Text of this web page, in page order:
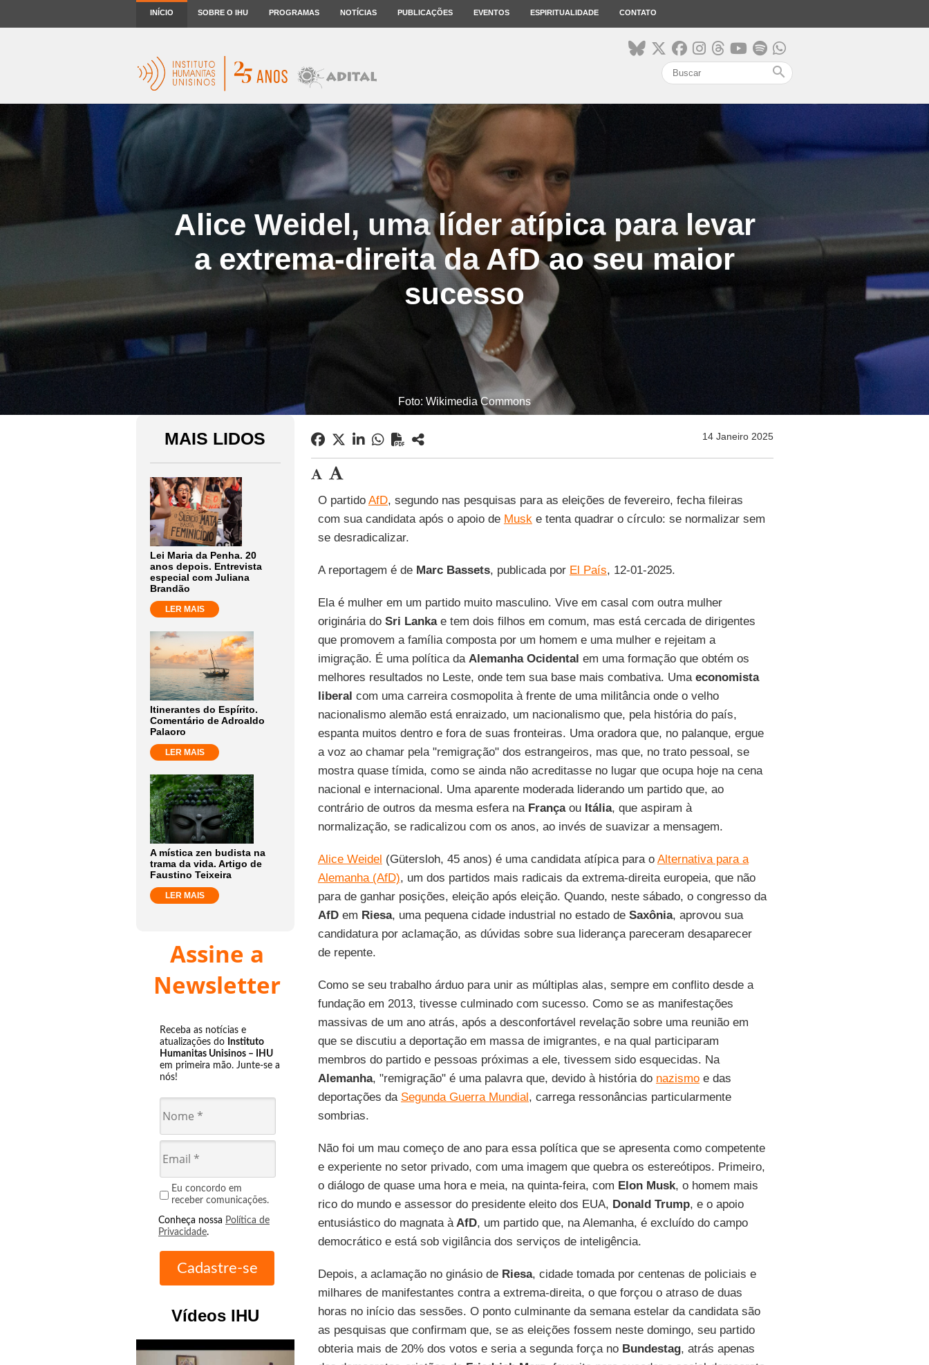
INÍCIO SOBRE O IHU PROGRAMAS NOTÍCIAS PUBLICAÇÕES EVENTOS ESPIRITUALIDADE CONTATO
search
Alice Weidel, uma líder atípica para levar
a extrema-direita da AfD ao seu maior
sucesso
Foto: Wikimedia Commons
MAIS LIDOS
Lei Maria da Penha. 20
anos depois. Entrevista
especial com Juliana
Brandão
LER MAIS
Itinerantes do Espírito.
Comentário de Adroaldo
Palaoro
LER MAIS
A mística zen budista na
trama da vida. Artigo de
Faustino Teixeira
LER MAIS
Assine a
Newsletter
Receba as notícias e
atualizações do Instituto
Humanitas Unisinos – IHU
em primeira mão. Junte-se a
nós!
Eu concordo em
receber comunicações.
Conheça nossa Política de
Privacidade.
Vídeos IHU
14 Janeiro 2025
O partido AfD, segundo nas pesquisas para as eleições de fevereiro, fecha fileiras
com sua candidata após o apoio de Muske tenta quadrar o círculo: se normalizar sem
se desradicalizar.
A reportagem é de Marc Bassets, publicada por El País, 12-01-2025.
Ela é mulher em um partido muito masculino. Vive em casal com outra mulher
originária do Sri Lankae tem dois filhos em comum, mas está cercada de dirigentes
que promovem a família composta por um homem e uma mulher e rejeitam a
imigração. É uma política da Alemanha Ocidental em uma formação que obtém os
melhores resultados no Leste, onde tem sua base mais combativa. Uma economista
liberal com uma carreira cosmopolita à frente de uma militância onde o velho
nacionalismo alemão está enraizado, um nacionalismo que, pela história do país,
espanta muitos dentro e fora de suas fronteiras. Uma oradora que, no palanque, ergue
a voz ao chamar pela "remigração" dos estrangeiros, mas que, no trato pessoal, se
mostra quase tímida, como se ainda não acreditasse no lugar que ocupa hoje na cena
nacional e internacional. Uma aparente moderada liderando um partido que, ao
contrário de outros da mesma esfera na Françaou Itália, que aspiram à
normalização, se radicalizou com os anos, ao invés de suavizar a mensagem.
Alice Weidel (Gütersloh, 45 anos) é uma candidata atípica para o Alternativa para a
Alemanha (AfD), um dos partidos mais radicais da extrema-direita europeia, que não
para de ganhar posições, eleição após eleição. Quando, neste sábado, o congresso da
AfDem Riesa, uma pequena cidade industrial no estado de Saxônia, aprovou sua
candidatura por aclamação, as dúvidas sobre sua liderança pareceram desaparecer
de repente.
Como se seu trabalho árduo para unir as múltiplas alas, sempre em conflito desde a
fundação em 2013, tivesse culminado com sucesso. Como se as manifestações
massivas de um ano atrás, após a desconfortável revelação sobre uma reunião em
que se discutiu a deportação em massa de imigrantes, e na qual participaram
membros do partido e pessoas próximas a ele, tivessem sido esquecidas. Na
Alemanha, "remigração" é uma palavra que, devido à história do nazismoe das
deportações da Segunda Guerra Mundial, carrega ressonâncias particularmente
sombrias.
Não foi um mau começo de ano para essa política que se apresenta como competente
e experiente no setor privado, com uma imagem que quebra os estereótipos. Primeiro,
o diálogo de quase uma hora e meia, na quinta-feira, com Elon Musk, o homem mais
rico do mundo e assessor do presidente eleito dos EUA, Donald Trump, e o apoio
entusiástico do magnata àAfD, um partido que, na Alemanha, é excluído do campo
democrático e está sob vigilância dos serviços de inteligência.
Depois, a aclamação no ginásio de Riesa, cidade tomada por centenas de policiais e
milhares de manifestantes contra a extrema-direita, o que forçou o atraso de duas
horas no início das sessões. O ponto culminante da semana estelar da candidata são
as pesquisas que confirmam que, se as eleições fossem neste domingo, seu partido
obteria mais de 20% dos votos e seria a segunda força noBundestag, atrás apenas